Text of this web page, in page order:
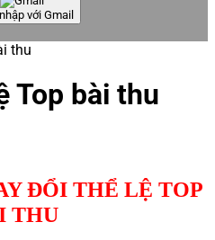
với Gmail
thu
Top bài thu
ĐỔI THỂ LỆ TOP
THU